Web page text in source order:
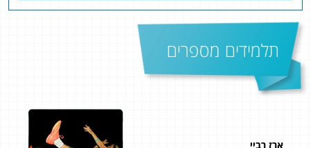
תלמידים מספרים
ארז רביי